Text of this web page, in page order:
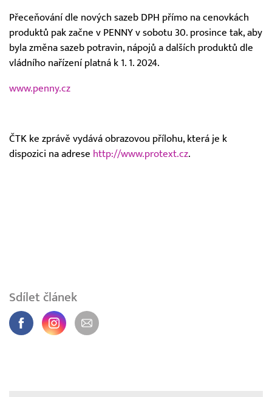
Přeceňování dle nových sazeb DPH přímo na cenovkách
produktů pak začne v PENNY v sobotu 30. prosince tak, aby
byla změna sazeb potravin, nápojů a dalších produktů dle
vládního nařízení platná k 1. 1. 2024.
www.penny.cz
ČTK ke zprávě vydává obrazovou přílohu, která je k
dispozici na adrese http://www.protext.cz.
Sdílet článek